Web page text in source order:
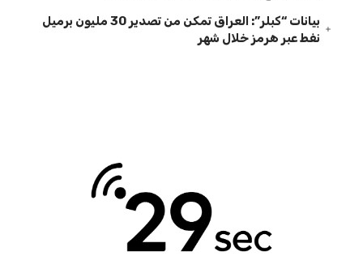
بيانات “كبلر”: العراق تمكن من تصدير 30 مليون برميل
نفط عبر هرمز خلال شهر